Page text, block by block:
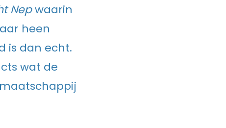
Nepwaarin
heen
is dan echt.
wat de